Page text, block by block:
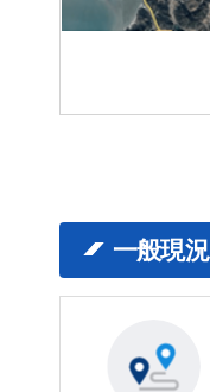
一般現況